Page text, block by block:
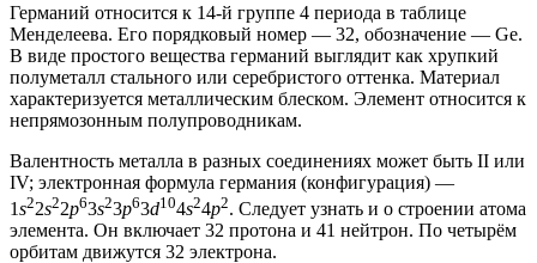
Германий относится к 14-й группе 4 периода в таблице
Менделеева. Его порядковый номер — 32, обозначение — Ge.
В виде простого вещества германий выглядит как хрупкий
полуметалл стального или серебристого оттенка. Материал
характеризуется металлическим блеском. Элемент относится к
непрямозонным полупроводникам.
Валентность металла в разных соединениях может быть II или
IV; электронная формула германия (конфигурация) —
1s22s22p63s23p63d104s24p2. Следует узнать и о строении атома
элемента. Он включает 32 протона и 41 нейтрон. По четырём
орбитам движутся 32 электрона.